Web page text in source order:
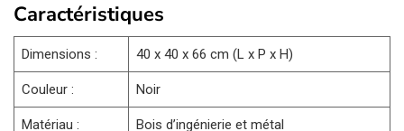
Caractéristiques
Dimensions : 40 x 40 x 66 cm (L x P x H)
Couleur : Noir
Matériau : Bois d’ingénierie et métal